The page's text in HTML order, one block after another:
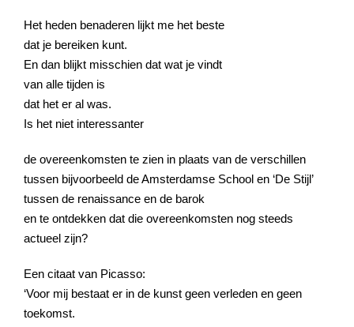
Het heden benaderen lijkt me het beste
dat je bereiken kunt.
En dan blijkt misschien dat wat je vindt
van alle tijden is
dat het er al was.
Is het niet interessanter
de overeenkomsten te zien in plaats van de verschillen
tussen bijvoorbeeld de Amsterdamse School en ‘De Stijl’
tussen de renaissance en de barok
en te ontdekken dat die overeenkomsten nog steeds
actueel zijn?
Een citaat van Picasso:
‘Voor mij bestaat er in de kunst geen verleden en geen
toekomst.